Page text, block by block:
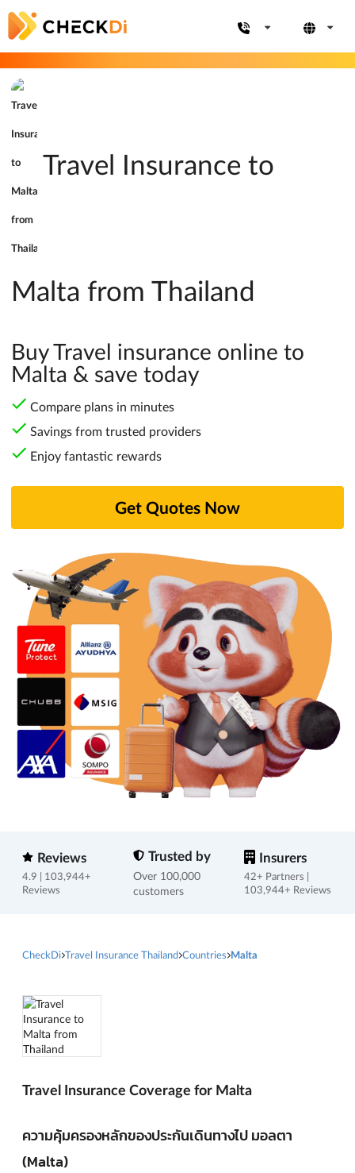
Travel Insurance to
Malta from Thailand
Buy Travel insurance online to
Malta & save today
Compare plans in minutes
Savings from trusted providers
Enjoy fantastic rewards
Get Quotes Now
Reviews
4.9 | 103,944+
Reviews
Trusted by
Over 100,000
customers
Insurers
42+ Partners |
103,944+ Reviews
CheckDi Travel Insurance Thailand Countries Malta
Travel Insurance Coverage for Malta
ความคุ้มครองหลักของประกันเดินทางไป มอลตา
(Malta)